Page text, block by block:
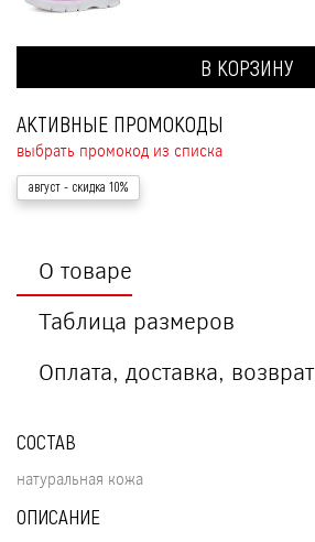
В КОРЗИНУ
АКТИВНЫЕ ПРОМОКОДЫ
выбрать промокод из списка
август - скидка 10%
О товаре
Таблица размеров
Оплата, доставка, возврат
СОСТАВ
натуральная кожа
ОПИСАНИЕ